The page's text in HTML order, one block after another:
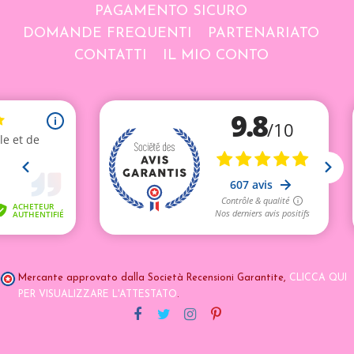
PAGAMENTO SICURO
DOMANDE FREQUENTI
PARTENARIATO
CONTATTI
IL MIO CONTO
Mercante approvato dalla Società Recensioni Garantite, CLICCA QUI
PER VISUALIZZARE L'ATTESTATO.